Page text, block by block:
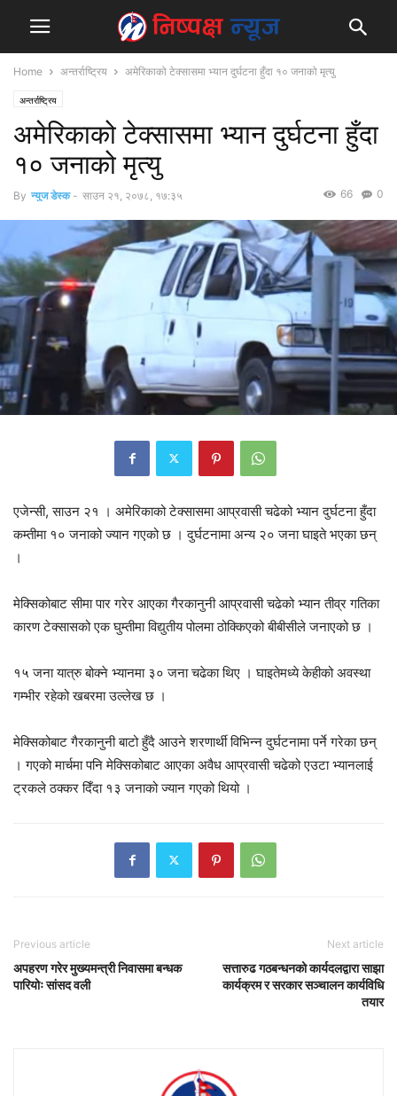
Home अन्तर्राष्ट्रिय अमेरिकाको टेक्सासमा भ्यान दुर्घटना हुँदा १० जनाको मृत्यु
अन्तर्राष्ट्रिय
अमेरिकाको टेक्सासमा भ्यान दुर्घटना हुँदा
१० जनाको मृत्यु
By न्युज डेस्क - साउन २१, २०७८, १७:३५ 0
66
एजेन्सी, साउन २१ । अमेरिकाको टेक्सासमा आप्रवासी चढेको भ्यान दुर्घटना हुँदा
कम्तीमा १० जनाको ज्यान गएको छ । दुर्घटनामा अन्य २० जना घाइते भएका छन्
।
मेक्सिकोबाट सीमा पार गरेर आएका गैरकानुनी आप्रवासी चढेको भ्यान तीव्र गतिका
कारण टेक्सासको एक घुम्तीमा विद्युतीय पोलमा ठोक्किएको बीबीसीले जनाएको छ ।
१५ जना यात्रु बोक्ने भ्यानमा ३० जना चढेका थिए । घाइतेमध्ये केहीको अवस्था
गम्भीर रहेको खबरमा उल्लेख छ ।
मेक्सिकोबाट गैरकानुनी बाटो हुँदै आउने शरणार्थी विभिन्न दुर्घटनामा पर्ने गरेका छन्
। गएको मार्चमा पनि मेक्सिकोबाट आएका अवैध आप्रवासी चढेको एउटा भ्यानलाई
ट्रकले ठक्कर दिँदा १३ जनाको ज्यान गएको थियो ।
Previous article
अपहरण गरेर मुख्यमन्त्री निवासमा बन्धक
पारियोः सांसद वली
Next article
सत्तारुढ गठबन्धनको कार्यदलद्वारा साझा
कार्यक्रम र सरकार सञ्चालन कार्यविधि
तयार